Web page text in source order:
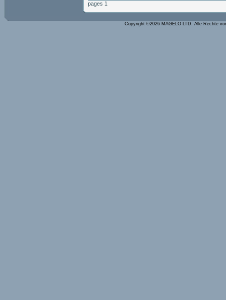
pages 1
Copyright ©2026 MAGELO LTD. Alle Rechte